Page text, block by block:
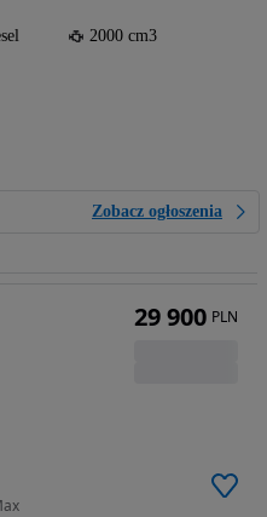
2000 cm3
Zobacz ogłoszenia
29 900 PLN